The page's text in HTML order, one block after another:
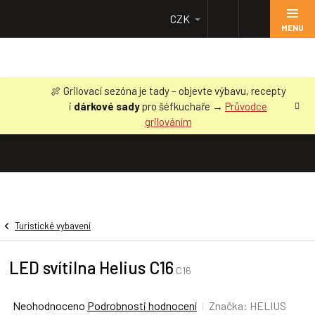
obsah
🍖 Grilovací sezóna je tady – objevte výbavu, recepty
i dárkové sadypro šéfkuchaře → Průvodce
grilováním
CZK
Turistické vybavení
LED svítilna Helius C16 C16
Průměrné
Neohodnoceno Podrobnosti hodnocení Značka: HELIUS